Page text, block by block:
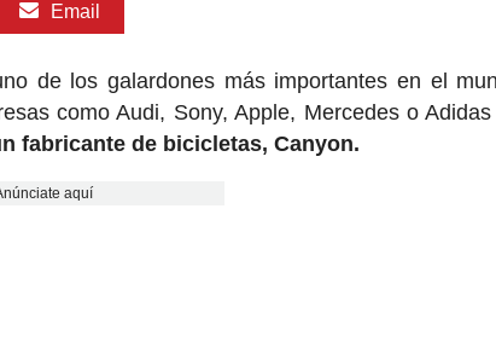
Email
de los galardones más importantes en el
como Audi, Sony, Apple, Mercedes o
fabricante de bicicletas, Canyon.
aquí